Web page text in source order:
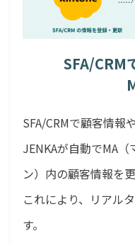
SFA/CRM
SFA/CRMで顧客情報
JENKAが自動でMA
ン）内の顧客情報を更
これにより、リアル
す。